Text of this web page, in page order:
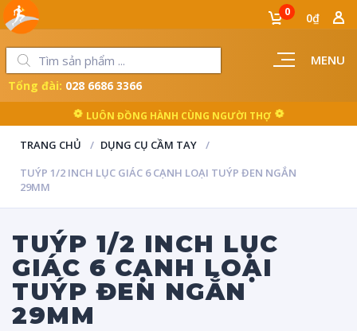
MENU
0 0₫
LUÔN ĐỒNG HÀNH CÙNG NGƯỜI THỢ
Tổng đài: 028 6686 3366
TRANG CHỦ
DỤNG CỤ CẦM TAY
TUÝP 1/2 INCH LỤC GIÁC 6 CẠNH LOẠI TUÝP ĐEN NGẮN
29MM
TUÝP 1/2 INCH LỤC
GIÁC 6 CẠNH LOẠI
TUÝP ĐEN NGẮN
29MM